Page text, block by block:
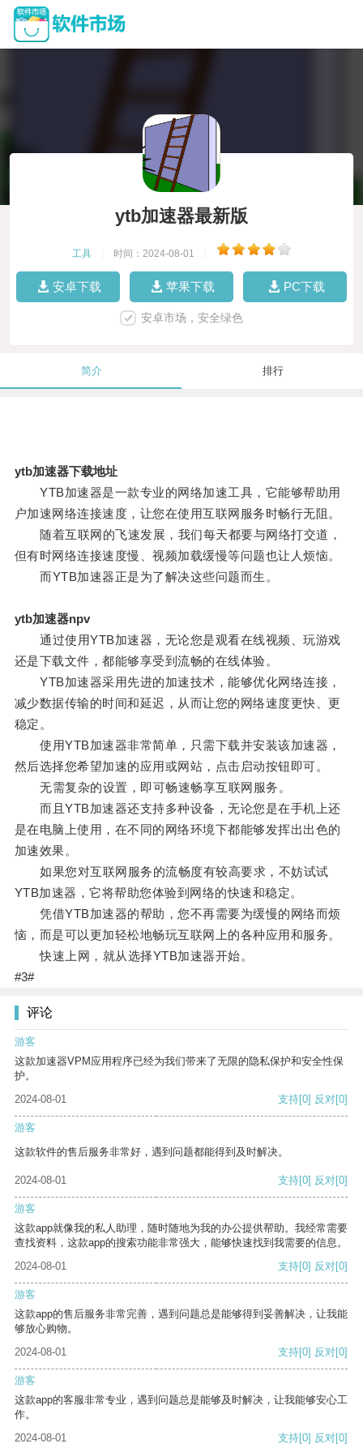
ytb加速器最新版
工具 时间：2024-08-01
安卓下载 苹果下载 PC下载
安卓市场，安全绿色
简介 排行
ytb加速器下载地址
YTB加速器是一款专业的网络加速工具，它能够帮助用
户加速网络连接速度，让您在使用互联网服务时畅行无阻。
随着互联网的飞速发展，我们每天都要与网络打交道，
但有时网络连接速度慢、视频加载缓慢等问题也让人烦恼。
而YTB加速器正是为了解决这些问题而生。
ytb加速器npv
通过使用YTB加速器，无论您是观看在线视频、玩游戏
还是下载文件，都能够享受到流畅的在线体验。
YTB加速器采用先进的加速技术，能够优化网络连接，
减少数据传输的时间和延迟，从而让您的网络速度更快、更
稳定。
使用YTB加速器非常简单，只需下载并安装该加速器，
然后选择您希望加速的应用或网站，点击启动按钮即可。
无需复杂的设置，即可畅速畅享互联网服务。
而且YTB加速器还支持多种设备，无论您是在手机上还
是在电脑上使用，在不同的网络环境下都能够发挥出出色的
加速效果。
如果您对互联网服务的流畅度有较高要求，不妨试试
YTB加速器，它将帮助您体验到网络的快速和稳定。
凭借YTB加速器的帮助，您不再需要为缓慢的网络而烦
恼，而是可以更加轻松地畅玩互联网上的各种应用和服务。
快速上网，就从选择YTB加速器开始。
#3#
评论
游客
这款加速器VPM应用程序已经为我们带来了无限的隐私保护和安全性保
护。
2024-08-01
支持[0] 反对[0]
游客
这款软件的售后服务非常好，遇到问题都能得到及时解决。
2024-08-01 支持[0] 反对[0]
游客
这款app就像我的私人助理，随时随地为我的办公提供帮助。我经常需要
查找资料，这款app的搜索功能非常强大，能够快速找到我需要的信息。
2024-08-01
支持[0] 反对[0]
游客
这款app的售后服务非常完善，遇到问题总是能够得到妥善解决，让我能
够放心购物。
2024-08-01
支持[0] 反对[0]
游客
这款app的客服非常专业，遇到问题总是能够及时解决，让我能够安心工
作。
2024-08-01
支持[0] 反对[0]